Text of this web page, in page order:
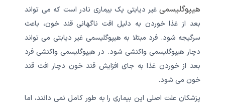
هیپوگلیسمی غیر دیابتی یک بیماری نادر است که می تواند
بعد از غذا خوردن به دلیل افت ناگهانی قند خون، باعث
سرگیجه شود. فرد مبتلا به هیپوگلیسمی غیر دیابتی می تواند
دچار هیپوگلیسمی واکنشی شود. در هیپوگلیسمی واکنشی فرد
بعد از خوردن غذا به جای افزایش قند خون دچار افت قند
خون می شود.
پزشکان علت اصلی این بیماری را به طور کامل نمی دانند، اما